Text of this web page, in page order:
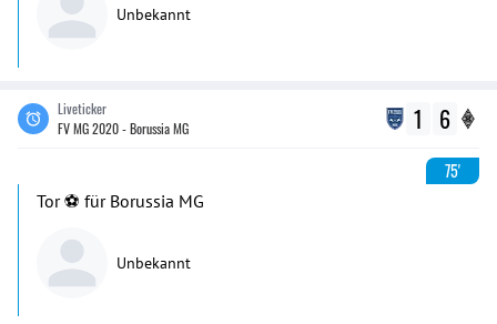
Unbekannt
Liveticker
FV MG 2020 - Borussia MG
1 6
75'
Tor ⚽️ für Borussia MG
Unbekannt